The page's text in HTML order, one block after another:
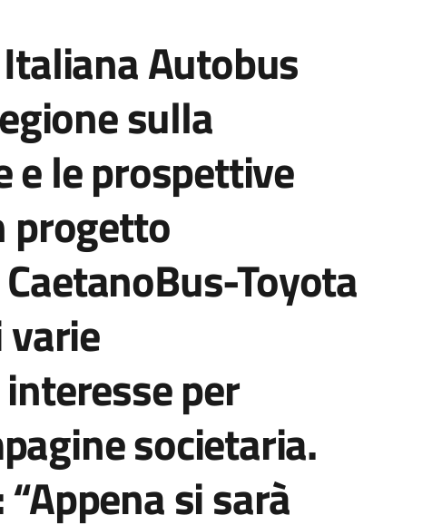
Autobus
sulla
e le prospettive
progetto
Toyota
per
societaria.
“Appena si sarà